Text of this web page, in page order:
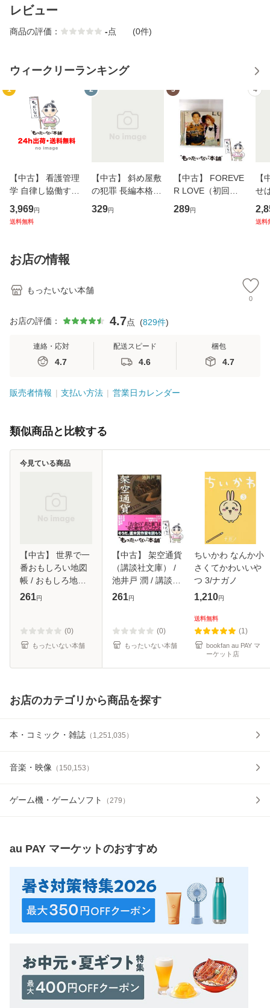
レビュー
商品の評価： -点 (0件)
ウィークリーランキング
1
【中古】 看護管理
学 自律し協働する
専門職の看護マネ
ジメントスキル 改
恵 藤本幸三 / 南江
堂 [単行
3,969円
送料無料
2
【中古】 斜め屋敷
の犯罪 長編本格推
理小説 (光文社文
庫) / 島田荘司 / 光
329円
3
【中古】 FOREVE
R LOVE（初回生
産限定盤） / 清水
翔太×加藤ミリヤ /
289円
4
【
せ
タ
送料
お店の情報
もったいない本舗
0
お店の評価： 4.7点 (829件)
連絡・応対
4.7
配送スピード
4.6
梱包
4.7
販売者情報 支払い方法 営業日カレンダー
類似商品と比較する
【中古】 世界で一
番おもしろい地図
帳 / おもしろ地理
学会 / 青春出版社
送料無料】
261円
(0)
もったいない本舗
今見ている商品
【中古】 架空通貨
（講談社文庫） /
池井戸 潤 / 講談社
[文庫]【メール便送
261円
(0)
もったいない本舗
ちいかわ なんか小
さくてかわいいや
つ 3/ナガノ
1,210円
送料無料
(1)
bookfan au PAY マ
ーケット店
お店のカテゴリから商品を探す
本・コミック・雑誌 （ 1,251,035 ）
音楽・映像 （ 150,153 ）
ゲーム機・ゲームソフト （279 ）
au PAY マーケットのおすすめ